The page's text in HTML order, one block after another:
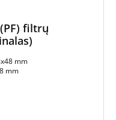
filtrų
mm
mm